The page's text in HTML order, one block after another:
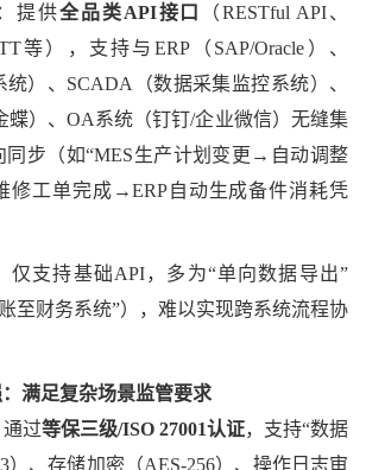
：提供全品类API接口 （RESTful API、
等），支持与ERP（SAP/Oracle）、
）、SCADA（数据采集监控系统）、
蝶）、OA系统（钉钉/企业微信）无缝集
同步（如“MES生产计划变更→自动调整
修工单完成→ERP自动生成备件消耗凭
仅支持基础API，多为“单向数据导出”
账至财务系统”），难以实现跨系统流程协
满足复杂场景监管要求
通过等保三级/ISO 27001认证，支持“数据
）、存储加密（AES-256）、操作日志审